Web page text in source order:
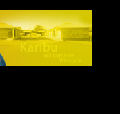
E. V.